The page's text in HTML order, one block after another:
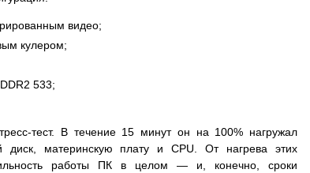
видео;
кулером;
533;
тест. В течение 15 минут он на 100% нагружал
диск, материнскую плату и CPU. От нагрева этих
работы ПК в целом — и, конечно, сроки